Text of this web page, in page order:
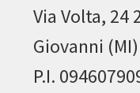
Via Volta, 24
Giovanni (MI)
P.I.